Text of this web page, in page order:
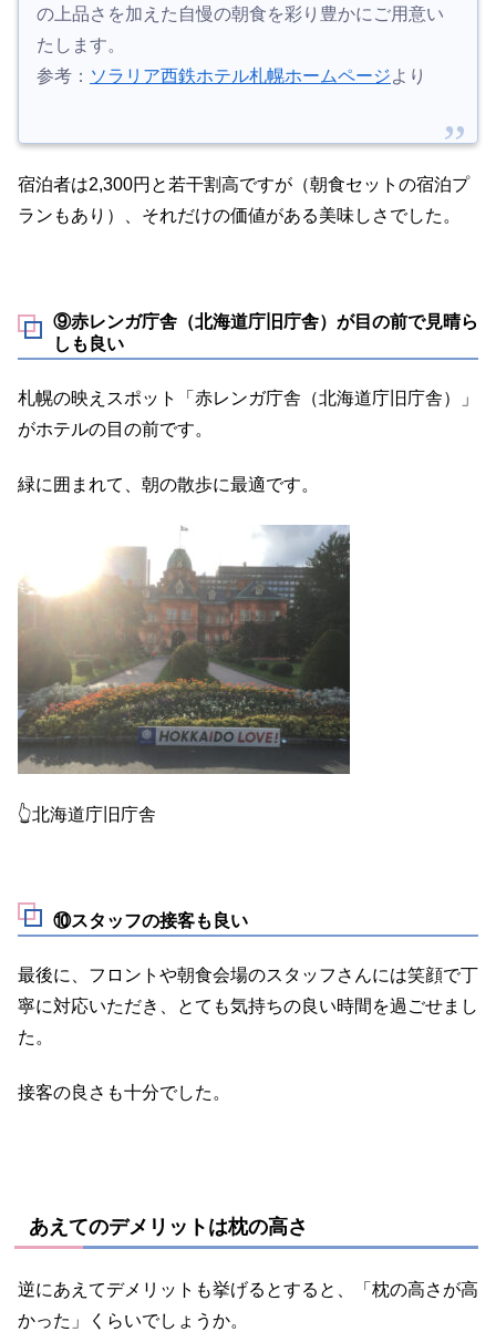
の上品さを加えた自慢の朝食を彩り豊かにご用意い
たします。
参考： ソラリア西鉄ホテル札幌ホームページより
宿泊者は2,300円と若干割高ですが（朝食セットの宿泊プ
ランもあり）、それだけの価値がある美味しさでした。
⑨赤レンガ庁舎（北海道庁旧庁舎）が目の前で見晴ら
しも良い
札幌の映えスポット「赤レンガ庁舎（北海道庁旧庁舎）」
がホテルの目の前です。
緑に囲まれて、朝の散歩に最適です。
👆北海道庁旧庁舎
⑩スタッフの接客も良い
最後に、フロントや朝食会場のスタッフさんには笑顔で丁
寧に対応いただき、とても気持ちの良い時間を過ごせまし
た。
接客の良さも十分でした。
あえてのデメリットは枕の高さ
逆にあえてデメリットも挙げるとすると、「枕の高さが高
かった」くらいでしょうか。